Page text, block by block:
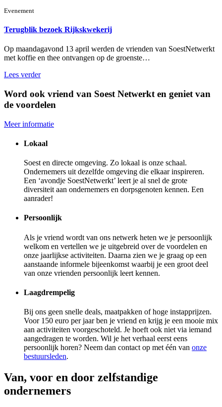
Evenement
Terugblik bezoek Rijkskwekerij
Op maandagavond 13 april werden de vrienden van SoestNetwerkt
met koffie en thee ontvangen op de groenste…
Lees verder
Word ook vriend van Soest Netwerkt en geniet van
de voordelen
Meer informatie
Lokaal
Soest en directe omgeving. Zo lokaal is onze schaal.
Ondernemers uit dezelfde omgeving die elkaar inspireren.
Een ‘avondje SoestNetwerkt’ leert je al snel de grote
diversiteit aan ondernemers en dorpsgenoten kennen. Een
aanrader!
Persoonlijk
Als je vriend wordt van ons netwerk heten we je persoonlijk
welkom en vertellen we je uitgebreid over de voordelen en
onze jaarlijkse activiteiten. Daarna zien we je graag op een
aanstaande informele bijeenkomst waarbij je een groot deel
van onze vrienden persoonlijk leert kennen.
Laagdrempelig
Bij ons geen snelle deals, maatpakken of hoge instapprijzen.
Voor 150 euro per jaar ben je vriend en krijg je een mooie mix
aan activiteiten voorgeschoteld. Je hoeft ook niet via iemand
aangedragen te worden. Wil je het verhaal eerst eens
persoonlijk horen? Neem dan contact op met één van onze
bestuursleden.
Van, voor en door zelfstandige
ondernemers